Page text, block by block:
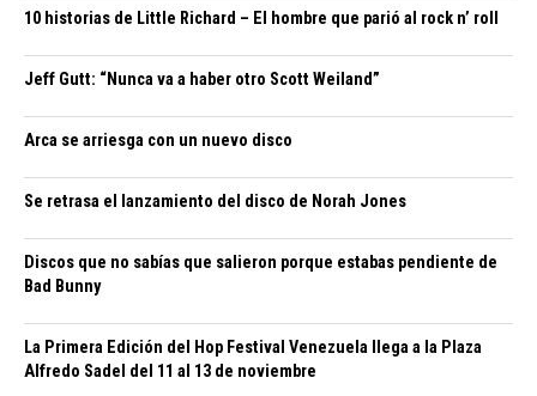
10 historias de Little Richard – El hombre que parió al rock n’ roll
Jeff Gutt: “Nunca va a haber otro Scott Weiland”
Arca se arriesga con un nuevo disco
Se retrasa el lanzamiento del disco de Norah Jones
Discos que no sabías que salieron porque estabas pendiente de
Bad Bunny
La Primera Edición del Hop Festival Venezuela llega a la Plaza
Alfredo Sadel del 11 al 13 de noviembre